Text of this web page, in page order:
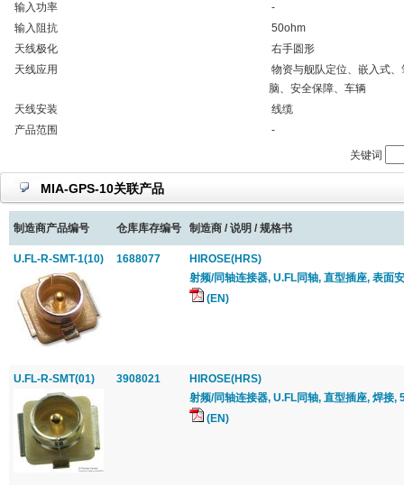
输入功率
-
输入阻抗
50ohm
天线极化
右手圆形
天线应用
物资与舰队定位、嵌入式
脑、安全保障、车辆
天线安装
线缆
产品范围
-
关键词
MIA-GPS-10关联产品
制造商产品编号 仓库库存编号 制造商 / 说明 / 规格书
U.FL-R-SMT-1(10) 1688077
HIROSE(HRS)
射频/同轴连接器, U.FL同轴, 直型插座, 表面
(EN)
U.FL-R-SMT(01) 3908021
HIROSE(HRS)
射频/同轴连接器, U.FL同轴, 直型插座, 焊接,
(EN)